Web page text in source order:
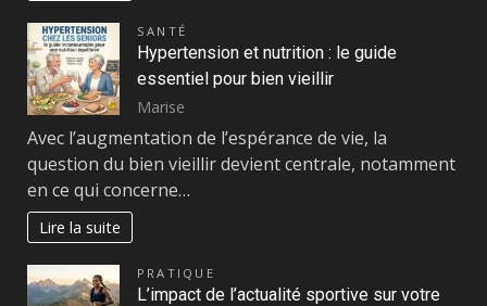
SANTÉ
Hypertension et nutrition : le guide
essentiel pour bien vieillir
Marise
Avec l’augmentation de l’espérance de vie, la
question du bien vieillir devient centrale, notamment
en ce qui concerne…
Lire la suite
PRATIQUE
L’impact de l’actualité sportive sur votre